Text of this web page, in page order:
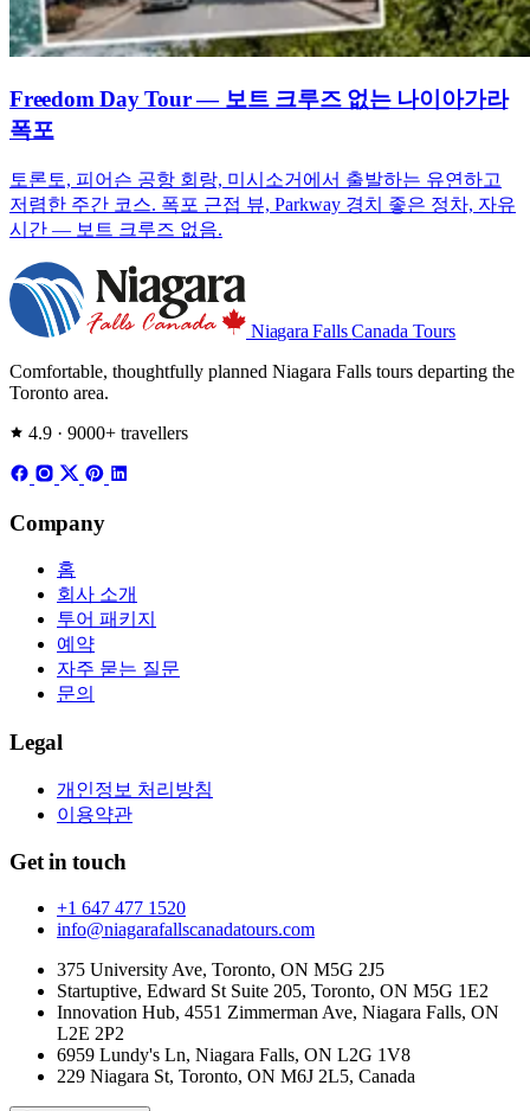
Freedom Day Tour — 보트 크루즈 없는 나이아가라
폭포
토론토, 피어슨 공항 회랑, 미시소거에서 출발하는 유연하고
저렴한 주간 코스. 폭포 근접 뷰, Parkway 경치 좋은 정차, 자유
시간 — 보트 크루즈 없음.
Niagara FallsCanada Tours
Comfortable, thoughtfully planned Niagara Falls tours departing the
Toronto area.
4.9 · 9000+ travellers
Company
홈
회사 소개
투어 패키지
예약
자주 묻는 질문
문의
Legal
개인정보 처리방침
이용약관
Get in touch
+1 647 477 1520
info@niagarafallscanadatours.com
375 University Ave, Toronto, ON M5G 2J5
Startuptive, Edward St Suite 205, Toronto, ON M5G 1E2
Innovation Hub, 4551 Zimmerman Ave, Niagara Falls, ON
L2E 2P2
6959 Lundy's Ln, Niagara Falls, ON L2G 1V8
229 Niagara St, Toronto, ON M6J 2L5, Canada